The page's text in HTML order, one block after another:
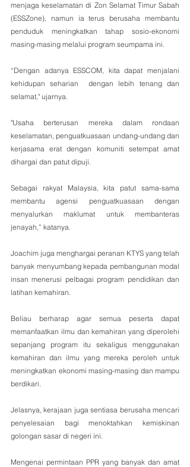
menjaga keselamatan di Zon Selamat Timur Sabah
(ESSZone), namun ia terus berusaha membantu
penduduk meningkatkan tahap sosio-ekonomi
masing-masing melalui program seumpama ini.
“Dengan adanya ESSCOM, kita dapat menjalani
kehidupan seharian  dengan lebih tenang dan
selamat," ujarnya.
"Usaha berterusan mereka dalam rondaan
keselamatan, penguatkuasaan undang-undang dan
kerjasama erat dengan komuniti setempat amat
dihargai dan patut dipuji.
Sebagai rakyat Malaysia, kita patut sama-sama
membantu agensi penguatkuasaan dengan
menyalurkan maklumat untuk membanteras
jenayah,” katanya.
Joachim juga menghargai peranan KTYS yang telah
banyak menyumbang kepada pembangunan modal
insan menerusi pelbagai program pendidikan dan
latihan kemahiran.
Beliau berharap agar semua peserta dapat
memanfaatkan ilmu dan kemahiran yang diperolehi
sepanjang program itu sekaligus menggunakan
kemahiran dan ilmu yang mereka peroleh untuk
meningkatkan ekonomi masing-masing dan mampu
berdikari.
Jelasnya, kerajaan juga sentiasa berusaha mencari
penyelesaian bagi menoktahkan kemiskinan
golongan sasar di negeri ini.
Mengenai permintaan PPR yang banyak dan amat